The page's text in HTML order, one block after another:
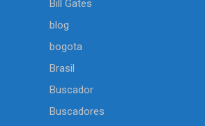
Bill Gates
blog
bogota
Brasil
Buscador
Buscadores